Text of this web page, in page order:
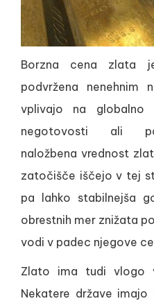
Borzna cena zlata
podvržena nenehnim
vplivajo na globalno
negotovosti ali
naložbena vrednost
zatočišče iščejo v tej
pa lahko stabilnejša
obrestnih mer znižata
vodi v padec njegove
Zlato ima tudi vlogo
Nekatere države